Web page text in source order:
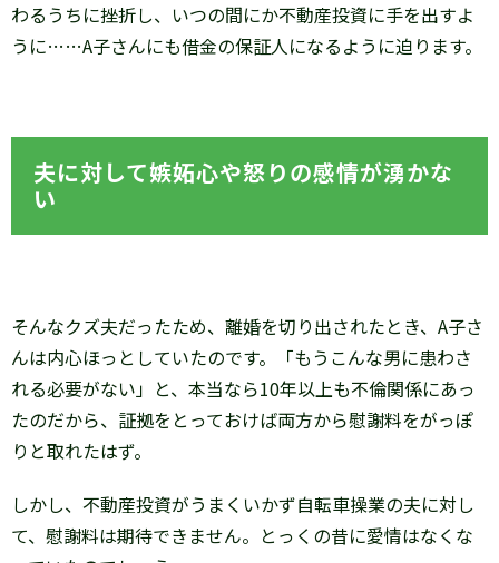
わるうちに挫折し、いつの間にか不動産投資に手を出すよ
うに……A子さんにも借金の保証人になるように迫ります。
夫に対して嫉妬心や怒りの感情が湧かな
い
そんなクズ夫だったため、離婚を切り出されたとき、A子さ
んは内心ほっとしていたのです。「もうこんな男に患わさ
れる必要がない」と、本当なら10年以上も不倫関係にあっ
たのだから、証拠をとっておけば両方から慰謝料をがっぽ
りと取れたはず。
しかし、不動産投資がうまくいかず自転車操業の夫に対し
て、慰謝料は期待できません。とっくの昔に愛情はなくな